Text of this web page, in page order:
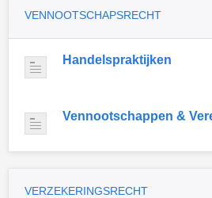
VENNOOTSCHAPSRECHT
Handelspraktijken
Vennootschappen &
VERZEKERINGSRECHT